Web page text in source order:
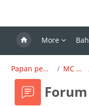
More
Papan pemuka MC OBE